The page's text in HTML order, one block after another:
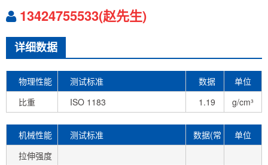
13424755533(赵先生)
详细数据
物理性能 测试标准 数据
单位
比重
ISO 1183 1.19 g/cm³
机械性能 测试标准
数据(常
单位
拉伸强度